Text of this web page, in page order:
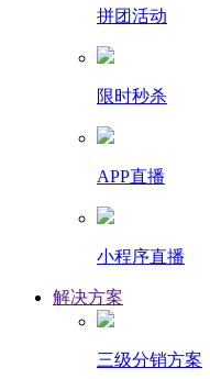
拼团活动
限时秒杀
APP直播
小程序直播
解决方案
三级分销方案